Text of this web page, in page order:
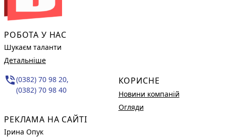
РОБОТА У НАС
Шукаєм таланти
Детальніше
phone_in_talk(0382) 70 98 20,
(0382) 70 98 40
РЕКЛАМА НА САЙТІ
Ірина Опук
КОРИСНЕ
Новини компаній
Огляди